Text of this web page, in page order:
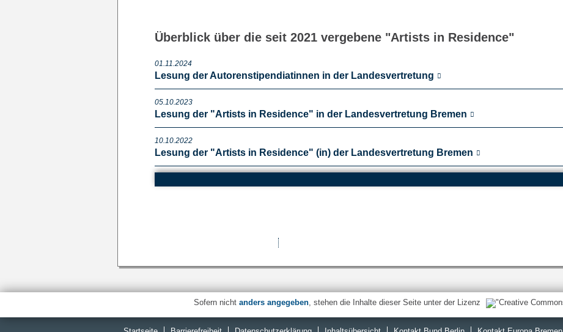
Überblick über die seit 2021 vergebene "Artists in Residence"
01.11.2024
Lesung der Autorenstipendiatinnen in der Landesvertretung
05.10.2023
Lesung der "Artists in Residence" in der Landesvertretung Bremen
10.10.2022
Lesung der "Artists in Residence" (in) der Landesvertretung Bremen
Sofern nicht anders angegeben, stehen die Inhalte dieser Seite unter der Lizenz